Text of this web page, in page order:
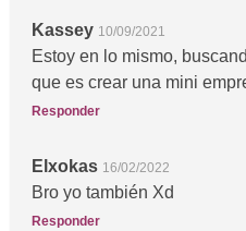
Kassey 10/09/2021
Estoy en lo mismo,
que es crear una mini
Responder
Elxokas 16/02/2022
Bro yo también Xd
Responder